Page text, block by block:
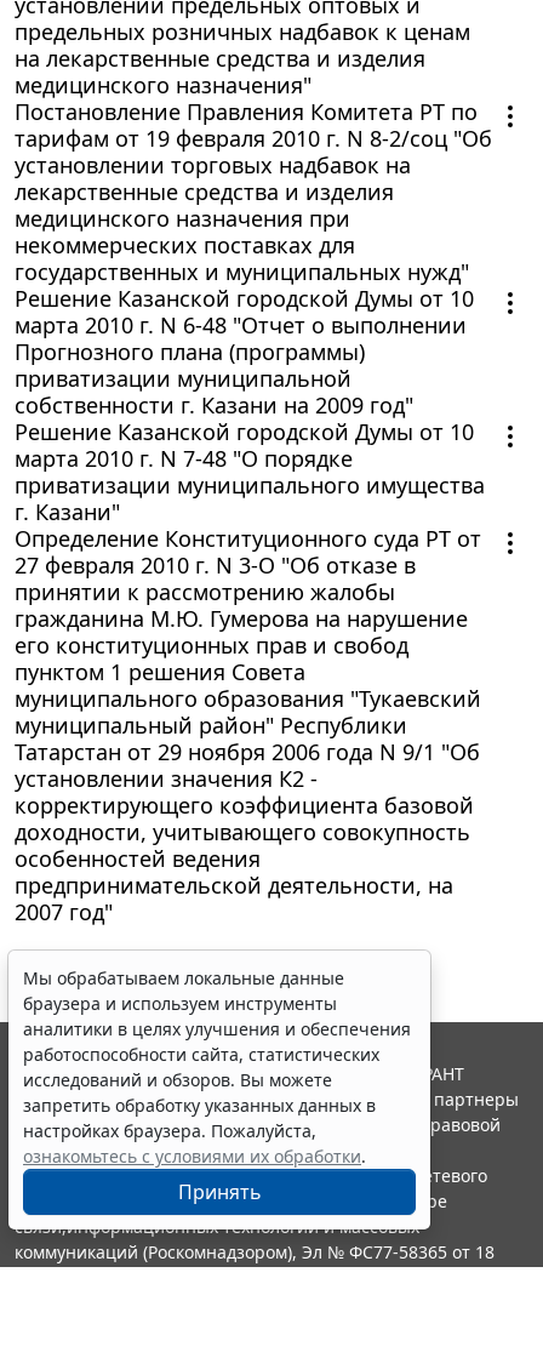
предельных розничных надбавок к ценам
на лекарственные средства и изделия
медицинского назначения"
Постановление Правления Комитета РТ по
тарифам от 19 февраля 2010 г. N 8-2/соц "Об
установлении торговых надбавок на
лекарственные средства и изделия
медицинского назначения при
некоммерческих поставках для
государственных и муниципальных нужд"
Решение Казанской городской Думы от 10
марта 2010 г. N 6-48 "Отчет о выполнении
Прогнозного плана (программы)
приватизации муниципальной
собственности г. Казани на 2009 год"
Решение Казанской городской Думы от 10
марта 2010 г. N 7-48 "О порядке
приватизации муниципального имущества
г. Казани"
Определение Конституционного суда РТ от
27 февраля 2010 г. N 3-О "Об отказе в
принятии к рассмотрению жалобы
гражданина М.Ю. Гумерова на нарушение
его конституционных прав и свобод
пунктом 1 решения Совета
муниципального образования "Тукаевский
муниципальный район" Республики
Татарстан от 29 ноября 2006 года N 9/1 "Об
установлении значения К2 -
корректирующего коэффициента базовой
доходности, учитывающего совокупность
особенностей ведения
предпринимательской деятельности, на
2007 год"
Мы обрабатываем локальные данные
браузера и используем инструменты
аналитики в целях улучшения и обеспечения
работоспособности сайта, статистических
исследований и обзоров. Вы можете
запретить обработку указанных данных в
настройках браузера. Пожалуйста,
ознакомьтесь с условиями их обработки.
Принять
© ООО "НПП "ГАРАНТ-СЕРВИС", 2026. Система ГАРАНТ
выпускается с 1990 года. Компания "Гарант" и ее партнеры
являются участниками Российской ассоциации правовой
информации ГАРАНТ.
Портал ГАРАНТ.РУ зарегистрирован в качестве сетевого
издания Федеральной службой по надзору в сфере
связи,информационных технологий и массовых
коммуникаций (Роскомнадзором), Эл № ФС77-58365 от 18